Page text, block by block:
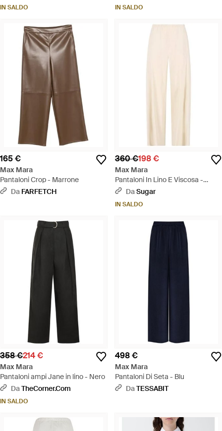
IN SALDO IN SALDO
165 €
Max Mara
Pantaloni Crop - Marrone
Da FARFETCH
360 €198 €
Max Mara
Pantaloni In Lino E Viscosa -
Bianco
DaSugar
IN SALDO
358 €214 €
Max Mara
Pantaloni ampi Jane in lino - Nero
DaTheCorner.com
IN SALDO
498 €
Max Mara
Pantaloni Di Seta - Blu
DaTESSABIT